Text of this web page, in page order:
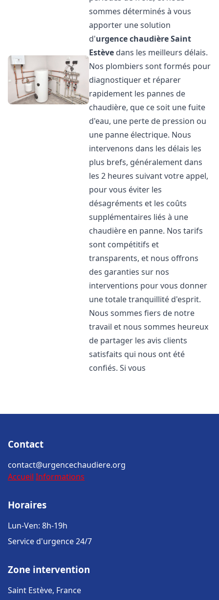
sommes déterminés à vous
apporter une solution
d'urgence chaudièreSaint
Estève dans les meilleurs délais.
Nos plombiers sont formés pour
diagnostiquer et réparer
rapidement les pannes de
chaudière, que ce soit une fuite
d'eau, une perte de pression ou
une panne électrique. Nous
intervenons dans les délais les
plus brefs, généralement dans
les 2 heures suivant votre appel,
pour vous éviter les
désagréments et les coûts
supplémentaires liés à une
chaudière en panne. Nos tarifs
sont compétitifs et
transparents, et nous offrons
des garanties sur nos
interventions pour vous donner
une totale tranquillité d'esprit.
Nous sommes fiers de notre
travail et nous sommes heureux
de partager les avis clients
satisfaits qui nous ont été
confiés. Si vous
Contact
contact@urgencechaudiere.org
Accueil Informations
Horaires
Lun-Ven: 8h-19h
Service d'urgence 24/7
Zone intervention
Saint Estève, France